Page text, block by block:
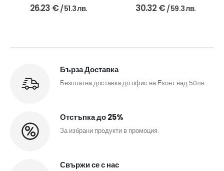
0out of 5
26.23 € / 51.3 лв. 0out of 5
30.32 € / 59.3 лв.
Бърза Доставка
Безплатна доставка до офис на Еконт над 50лв
Отстъпка до 25%
За избрани продукти в промоция.
Свържи се с нас